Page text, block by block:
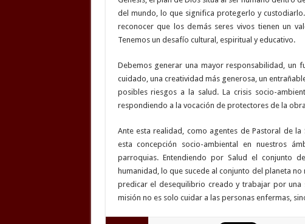
del mundo, lo que significa protegerlo y
reconocer que los demás seres vivos tienen un
Tenemos un desafío cultural, espiritual y educativo.
Debemos generar una mayor responsabilidad, un
cuidado, una creatividad más generosa, un
posibles riesgos a la salud. La crisis socio-
respondiendo a la vocación de protectores de la
Ante esta realidad, como agentes de Pastoral de
esta concepción socio-ambiental en nuestros
parroquias. Entendiendo por Salud el conjunto
humanidad, lo que sucede al conjunto del planeta
predicar el desequilibrio creado y trabajar por
misión no es solo cuidar a las personas enfermas,